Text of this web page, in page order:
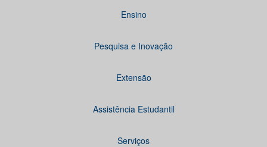
Ensino
Pesquisa e Inovação
Extensão
Assistência Estudantil
Serviços